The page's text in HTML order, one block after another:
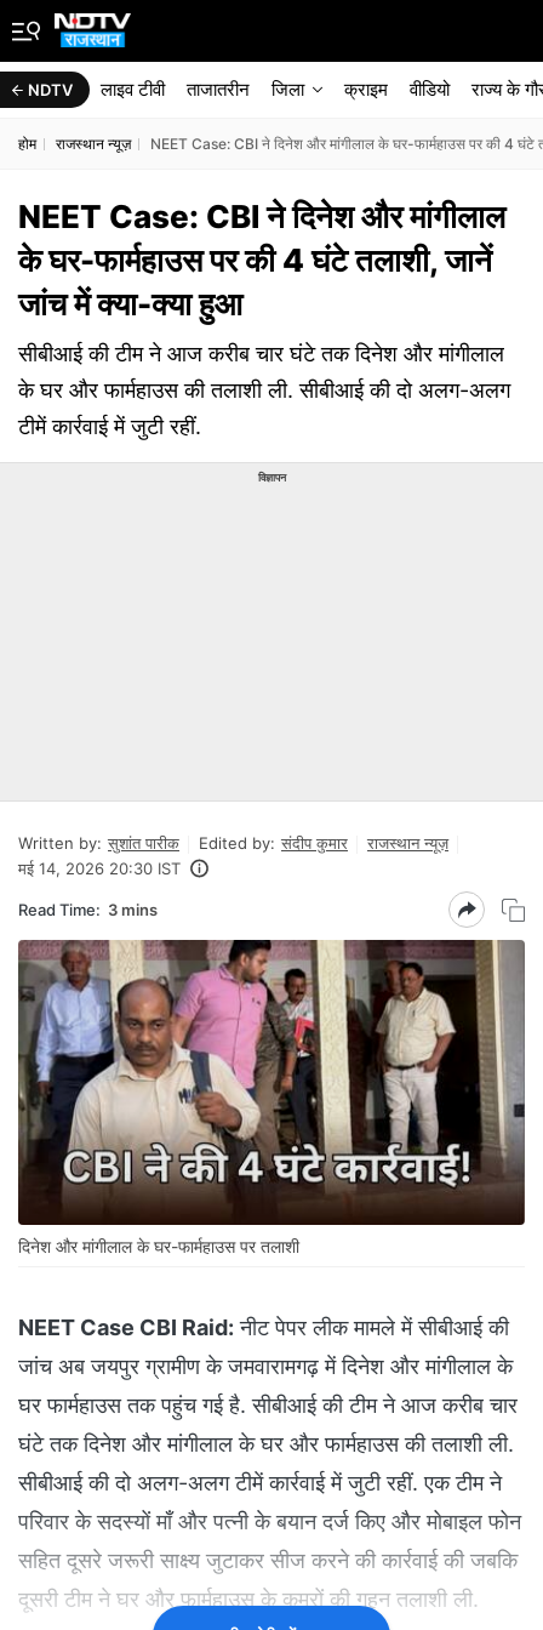
NDTV लाइव टीवी ताजातरीन जिला क्राइम वीडियो राज्‍य के
होम राजस्थान न्यूज़ NEET Case: CBI ने दिनेश और मांगीलाल के घर-फार्महाउस पर की 4 घंटे
NEET Case: CBI ने दिनेश और मांगीलाल
के घर-फार्महाउस पर की 4 घंटे तलाशी, जानें
जांच में क्या-क्या हुआ
सीबीआई की टीम ने आज करीब चार घंटे तक दिनेश और मांगीलाल
के घर और फार्महाउस की तलाशी ली. सीबीआई की दो अलग-अलग
टीमें कार्रवाई में जुटी रहीं.
विज्ञापन
Written by: सुशांत पारीक Edited by: संदीप कुमार
राजस्थान न्यूज़
मई 14, 2026 20:30 IST
Read Time: 3 mins
दिनेश और मांगीलाल के घर-फार्महाउस पर तलाशी
NEET Case CBI Raid: नीट पेपर लीक मामले में सीबीआई की
जांच अब जयपुर ग्रामीण के जमवारामगढ़ में दिनेश और मांगीलाल के
घर फार्महाउस तक पहुंच गई है. सीबीआई की टीम ने आज करीब चार
घंटे तक दिनेश और मांगीलाल के घर और फार्महाउस की तलाशी ली.
सीबीआई की दो अलग-अलग टीमें कार्रवाई में जुटी रहीं. एक टीम ने
परिवार के सदस्यों माँ और पत्नी के बयान दर्ज किए और मोबाइल फोन
सहित दूसरे जरूरी साक्ष्य जुटाकर सीज करने की कार्रवाई की जबकि
दूसरी टीम ने घर और फार्महाउस के कमरों की गहन तलाशी ली.